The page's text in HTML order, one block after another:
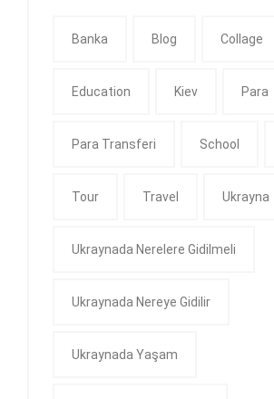
Banka Blog Collage
Education Kiev Para
Para Transferi School
Tour Travel Ukrayna
Ukraynada Nerelere Gidilmeli
Ukraynada Nereye Gidilir
Ukraynada Yaşam